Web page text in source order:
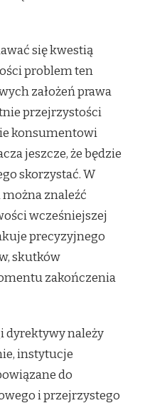
się kwestią
problem ten
założeń prawa
przejrzystości
konsumentowi
jeszcze, że będzie
skorzystać. W
znaleźć
wcześniejszej
precyzyjnego
skutków
zakończenia
dyrektywy należy
instytucje
do
i przejrzystego